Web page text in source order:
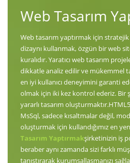
Web Tasarım
Web tasarım yaptırmak için
dizaynı kullanmak, özgün bir web
kuralıdır. Yaratıcı web tasarım
dikkatle analiz edilir ve mükemmel
en iyi kullanıcı deneyimini garanti
olmak için iki kez kontrol ederiz. Bir
yararlı tasarım
MsSql, sadece kısaltmalar değil,
oluşturmak için kullandığımız en
Tasarım Yaptırmakşirketinizin iş
beraber aynı zamanda sizi farklı
tanıştırarak kurumsallaşmanızı